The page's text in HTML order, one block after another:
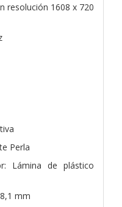
resolución 1608 x 720
Perla
Lámina de plástico
mm